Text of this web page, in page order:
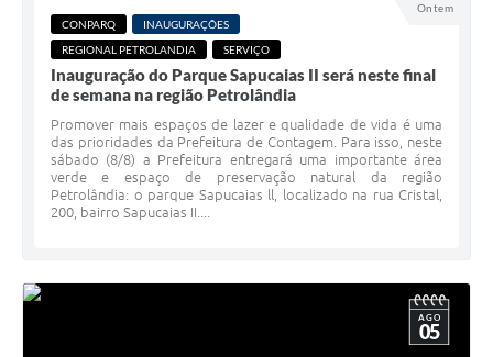
Ontem
CONPARQ
INAUGURAÇÕES
REGIONAL PETROLANDIA
SERVIÇO
Inauguração do Parque Sapucaias II será neste final
de semana na região Petrolândia
Promover mais espaços de lazer e qualidade de vida é uma
das prioridades da Prefeitura de Contagem. Para isso, neste
sábado (8/8) a Prefeitura entregará uma importante área
verde e espaço de preservação natural da região
Petrolândia: o parque Sapucaias ll, localizado na rua Cristal,
200, bairro Sapucaias II....
AGO
05